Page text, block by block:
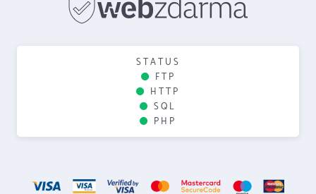
STATUS
FTP
HTTP
SQL
PHP